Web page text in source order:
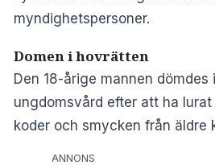
myndighetspersoner.
Domen i hovrätten
Den 18-årige mannen
ungdomsvård efter att ha
koder och smycken från äldre
ANNONS